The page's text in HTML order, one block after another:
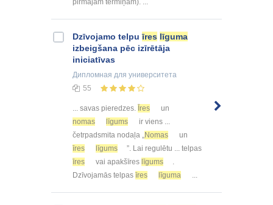
pirmajam termiņam). ...
Dzīvojamo telpuīres līguma
izbeigšana pēc izīrētāja
iniciatīvas
Дипломная для университета
55
... savas pieredzes. Īres
un
nomas
līgums
ir viens ...
četrpadsmita nodaļa „Nomas
un
īres
līgums
”. Lai regulētu ... telpas
īres
vai apakšīres līgums
.
Dzīvojamās telpas īres līguma ...